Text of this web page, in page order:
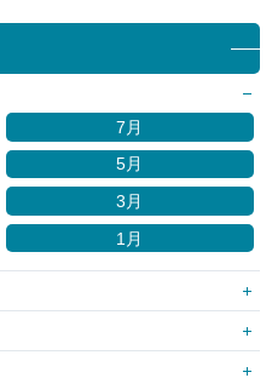
7月
5月
3月
1月